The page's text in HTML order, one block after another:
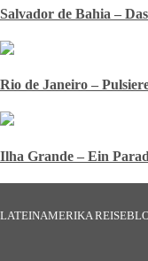
Salvador de Bahia –
Rio de Janeiro –
Ilha Grande – Ein
LATEINAMERIKA